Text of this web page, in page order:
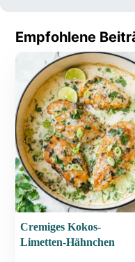
Empfohlene
Cremiges Kokos-
Limetten-Hähnchen